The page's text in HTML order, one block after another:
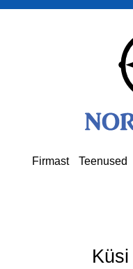
Firmast Teenused